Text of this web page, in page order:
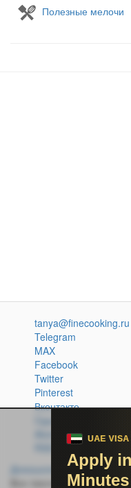
Полезные мелочи
tanya@finecooking.ru
Telegram
MAX
Facebook
Twitter
Pinterest
Вконтакте
Одноклассники
Домашняя кухня без
Все тексты и